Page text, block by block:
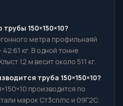
150×150×10?
метра профильнаяй
кг. В одной тонне
12 м весит около 511 кг.
труба 150×150×10?
производится по
марок Ст3сп/пс и 09Г2С.